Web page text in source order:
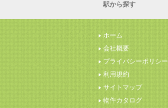
駅から探す
ホーム
会社概要
プライバシーポリシー
利用規約
サイトマップ
物件カタログ